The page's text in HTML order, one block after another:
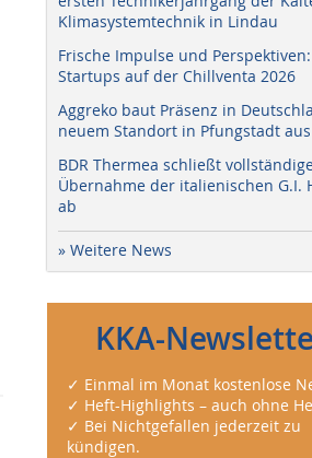
Klimasystemtechnik in Lindau
Frische Impulse und Perspektiven:
Startups auf der Chillventa 2026
Aggreko baut Präsenz in
neuem Standort in Pfungstadt aus
BDR Thermea schließt
Übernahme der italienischen G.I.
ab
» Weitere News
KKA-
✓ Einmal im Monat kostenlose
✓ Heft-Highlights – auch ohne
✓ Bei Nichtgefallen jederzeit zu
kündigen.